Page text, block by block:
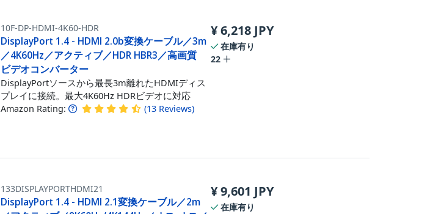
10F-DP-HDMI-4K60-HDR
DisplayPort 1.4 - HDMI 2.0b変換ケーブル／3m
／4K60Hz／アクティブ／HDR HBR3／高画質
ビデオコンバーター
DisplayPortソースから最長3m離れたHDMIディス
プレイに接続。最大4K60Hz HDRビデオに対応
Amazon Rating: (13 Reviews)
¥6,218 JPY
在庫有り
22
133DISPLAYPORTHDMI21
DisplayPort 1.4 - HDMI 2.1変換ケーブル／2m
¥9,601 JPY
在庫有り